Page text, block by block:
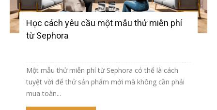
Học cách yêu cầu một mẫu thử miễn phí
từ Sephora
Một mẫu thử miễn phí từ Sephora có thể là cách
tuyệt vời để thử sản phẩm mới mà không cần phải
mua toàn...